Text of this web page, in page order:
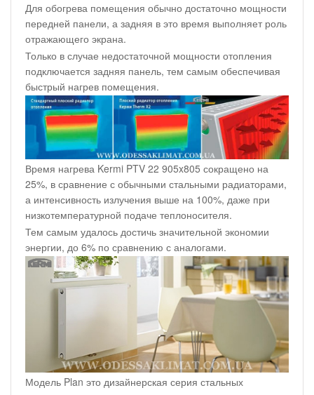
Для обогрева помещения обычно достаточно мощности
передней панели, а задняя в это время выполняет роль
отражающего экрана.
Только в случае недостаточной мощности отопления
подключается задняя панель, тем самым обеспечивая
быстрый нагрев помещения.
Время нагрева Kermi PTV 22 905x805 сокращено на
25%, в сравнение с обычными стальными радиаторами,
а интенсивность излучения выше на 100%, даже при
низкотемпературной подаче теплоносителя.
Тем самым удалось достичь значительной экономии
энергии, до 6% по сравнению с аналогами.
Модель Plan это дизайнерская серия стальных